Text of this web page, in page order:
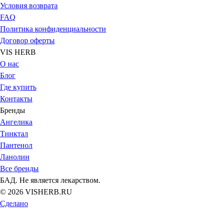
Условия возврата
FAQ
Политика конфиденциальности
Договор оферты
VIS HERB
О нас
Блог
Где купить
Контакты
Бренды
Ангелика
Тинктал
Пантенол
Ланолин
Все бренды
БАД. Не является лекарством.
© 2026 VISHERB.RU
Сделано